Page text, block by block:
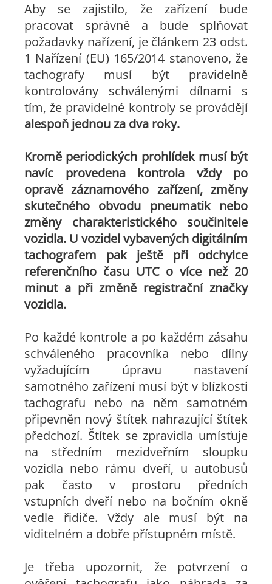
Aby se zajistilo, že zařízení bude
pracovat správně a bude splňovat
požadavky nařízení, je článkem 23 odst.
1 Nařízení (EU) 165/2014 stanoveno, že
tachografy musí být pravidelně
kontrolovány schválenými dílnami s
tím, že pravidelné kontroly se provádějí
alespoň jednou za dva roky.
Kromě periodických prohlídek musí být
navíc provedena kontrola vždy po
opravě záznamového zařízení, změny
skutečného obvodu pneumatik nebo
změny charakteristického součinitele
vozidla. U vozidel vybavených digitálním
tachografem pak ještě při odchylce
referenčního času UTC o více než 20
minut a při změně registrační značky
vozidla.
Po každé kontrole a po každém zásahu
schváleného pracovníka nebo dílny
vyžadujícím úpravu nastavení
samotného zařízení musí být v blízkosti
tachografu nebo na něm samotném
připevněn nový štítek nahrazující štítek
předchozí. Štítek se zpravidla umísťuje
na středním mezidveřním sloupku
vozidla nebo rámu dveří, u autobusů
pak často v prostoru předních
vstupních dveří nebo na bočním okně
vedle řidiče. Vždy ale musí být na
viditelném a dobře přístupném místě.
Je třeba upozornit, že potvrzení o